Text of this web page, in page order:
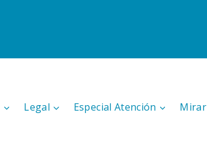
Legal Especial Atención Mirar